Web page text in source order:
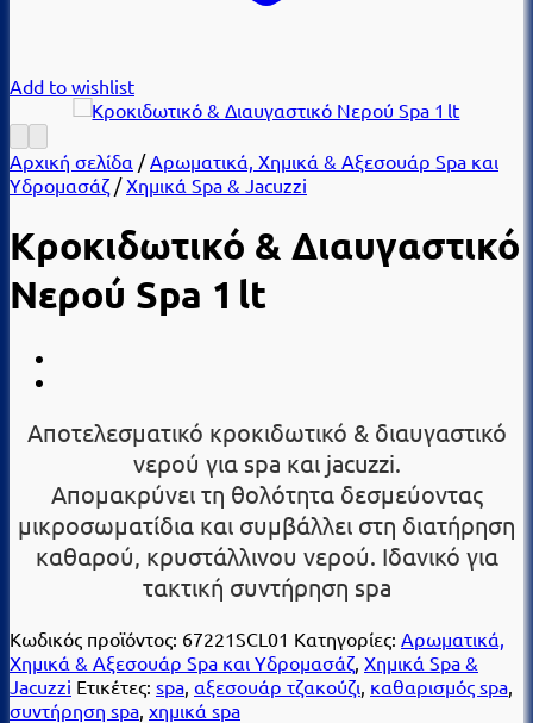
Add to wishlist
Αρχική σελίδα / Αρωματικά, Χημικά & Αξεσουάρ Spa και
Υδρομασάζ / Χημικά Spa & Jacuzzi
Κροκιδωτικό & Διαυγαστικό
Νερού Spa 1 lt
Αποτελεσματικό κροκιδωτικό & διαυγαστικό
νερού για spa και jacuzzi.
Απομακρύνει τη θολότητα δεσμεύοντας
μικροσωματίδια και συμβάλλει στη διατήρηση
καθαρού, κρυστάλλινου νερού. Ιδανικό για
τακτική συντήρηση spa
Κωδικός προϊόντος: 67221SCL01 Κατηγορίες: Αρωματικά,
Χημικά & Αξεσουάρ Spa και Υδρομασάζ Χημικά Spa &
Jacuzzi Ετικέτες: spa αξεσουάρ τζακούζι καθαρισμός spa
συντήρηση spa χημικά spa